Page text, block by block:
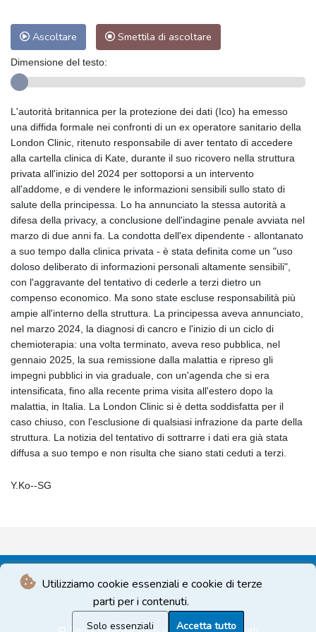
Utilizziamo cookie essenziali e cookie di terze
parti per i contenuti.
Solo essenziali Accetta tutto
Ascoltare Smettila di ascoltare
Dimensione del testo:
L'autorità britannica per la protezione dei dati (Ico) ha emesso
una diffida formale nei confronti di un ex operatore sanitario della
London Clinic, ritenuto responsabile di aver tentato di accedere
alla cartella clinica di Kate, durante il suo ricovero nella struttura
privata all'inizio del 2024 per sottoporsi a un intervento
all'addome, e di vendere le informazioni sensibili sullo stato di
salute della principessa. Lo ha annunciato la stessa autorità a
difesa della privacy, a conclusione dell'indagine penale avviata nel
marzo di due anni fa. La condotta dell'ex dipendente - allontanato
a suo tempo dalla clinica privata - è stata definita come un "uso
doloso deliberato di informazioni personali altamente sensibili",
con l'aggravante del tentativo di cederle a terzi dietro un
compenso economico. Ma sono state escluse responsabilità più
ampie all'interno della struttura. La principessa aveva annunciato,
nel marzo 2024, la diagnosi di cancro e l'inizio di un ciclo di
chemioterapia: una volta terminato, aveva reso pubblica, nel
gennaio 2025, la sua remissione dalla malattia e ripreso gli
impegni pubblici in via graduale, con un'agenda che si era
intensificata, fino alla recente prima visita all'estero dopo la
malattia, in Italia. La London Clinic si è detta soddisfatta per il
caso chiuso, con l'esclusione di qualsiasi infrazione da parte della
struttura. La notizia del tentativo di sottrarre i dati era già stata
diffusa a suo tempo e non risulta che siano stati ceduti a terzi.
Y.Ko--SG